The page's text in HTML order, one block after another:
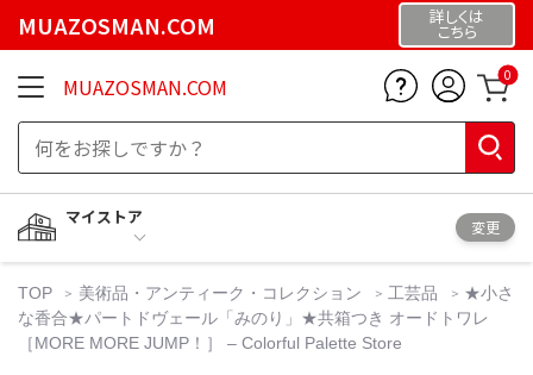
MUAZOSMAN.COM 詳しくは
こちら
MUAZOSMAN.COM 0
マイストア
変更
TOP 美術品・アンティーク・コレクション 工芸品
★小さ
な香合★パートドヴェール「みのり」★共箱つき オードトワレ
［MORE MORE JUMP！］ – Colorful Palette Store